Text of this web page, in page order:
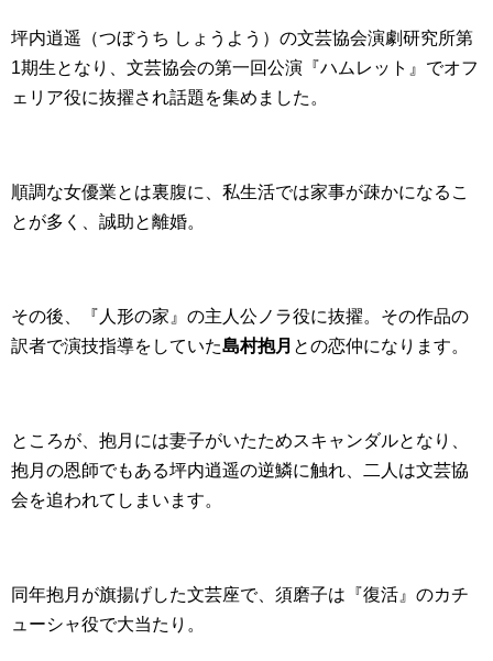
坪内逍遥（つぼうち しょうよう）の文芸協会演劇研究所第
1期生となり、文芸協会の第一回公演『ハムレット』でオフ
ェリア役に抜擢され話題を集めました。
順調な女優業とは裏腹に、私生活では家事が疎かになるこ
とが多く、誠助と離婚。
その後、『人形の家』の主人公ノラ役に抜擢。その作品の
訳者で演技指導をしていた島村抱月 との恋仲になります。
ところが、抱月には妻子がいたためスキャンダルとなり、
抱月の恩師でもある坪内逍遥の逆鱗に触れ、二人は文芸協
会を追われてしまいます。
同年抱月が旗揚げした文芸座で、須磨子は『復活』のカチ
ューシャ役で大当たり。